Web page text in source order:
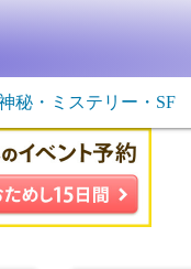
秘・ミステリー・SF
物・飛行物体
Ｆ